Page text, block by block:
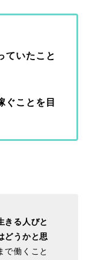
ていたこと
ぐことを目
きる人びと
どうかと思
で働くこと